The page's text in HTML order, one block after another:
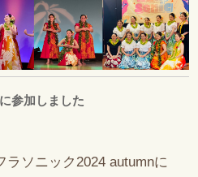
参加しました
ソニック2024 autumnに